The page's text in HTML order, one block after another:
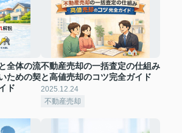
全体の流
ための契
ド
不動産売却の一括査定の仕組み
と高値売却のコツ完全ガイド
2025.12.24
不動産売却